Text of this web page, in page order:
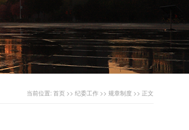
当前位置:首页 >> 纪委工作 >> 规章制度 >> 正文